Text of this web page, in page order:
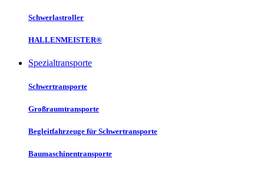
Schwerlastroller
HALLENMEISTER®
Spezialtransporte
Schwertransporte
Großraumtransporte
Begleitfahrzeuge für Schwertransporte
Baumaschinentransporte